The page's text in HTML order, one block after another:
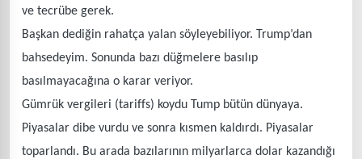
ve tecrübe gerek.
Başkan dediğin rahatça yalan söyleyebiliyor. Trump’dan
bahsedeyim. Sonunda bazı düğmelere basılıp
basılmayacağına o karar veriyor.
Gümrük vergileri (tariffs) koydu Tump bütün dünyaya.
Piyasalar dibe vurdu ve sonra kısmen kaldırdı. Piyasalar
toparlandı. Bu arada bazılarının milyarlarca dolar kazandığı